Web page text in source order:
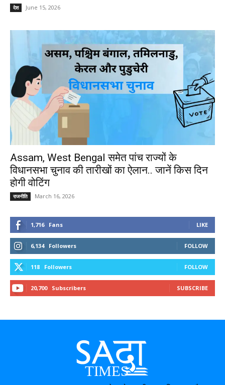
देश June 15, 2026
Assam, West Bengal समेत पांच राज्यों के
विधानसभा चुनाव की तारीखों का ऐलान.. जानें किस दिन
होगी वोटिंग
राजनीति March 16, 2026
1,716 Fans LIKE
6,134 Followers FOLLOW
118 Followers FOLLOW
20,700 Subscribers SUBSCRIBE